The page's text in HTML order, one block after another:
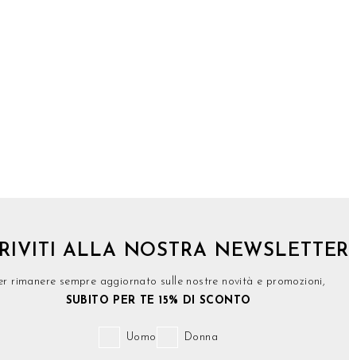
ALLA NOSTRA NEWSLETTER
rimanere sempre aggiornato sulle nostre novità e promozioni,
SUBITO PER TE 15% DI SCONTO
Uomo Donna